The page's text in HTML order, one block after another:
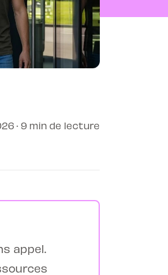
· 9 min de lecture
appel.